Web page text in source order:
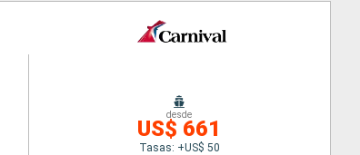
desde
US$ 661
Tasas: +US$ 50